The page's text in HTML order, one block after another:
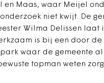
en Maas, waar Meijel
niet kwijt. De
Wilma Delissen
is bij een door
park waar de gemeente
topman weten